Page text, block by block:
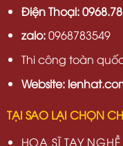
Điện Thoại:
zalo:0968783549
Thi công toàn
Website:
TẠI SAO LẠI CHỌN
HOẠ SĨ TAY